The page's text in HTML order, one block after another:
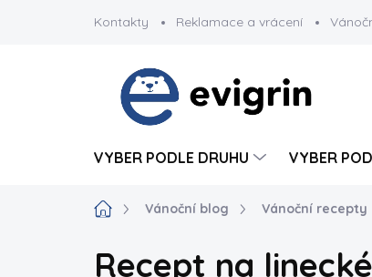
Kontakty Reklamace a vrácení
VYBER PODLE DRUHU VYBER
DomůVánoční blog Vánoční recepty
Recept na